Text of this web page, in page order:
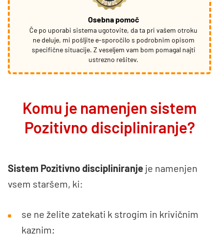
Osebna pomoč
Če po uporabi sistema ugotovite, da ta pri vašem otroku
ne deluje, mi pošljite e-sporočilo s podrobnim opisom
specifične situacije. Z veseljem vam bom pomagal najti
ustrezno rešitev.
Komu je namenjen sistem
Pozitivno discipliniranje?
Sistem Pozitivno discipliniranje je namenjen
vsem staršem, ki:
se ne želite zatekati k strogim in krivičnim
kaznim;